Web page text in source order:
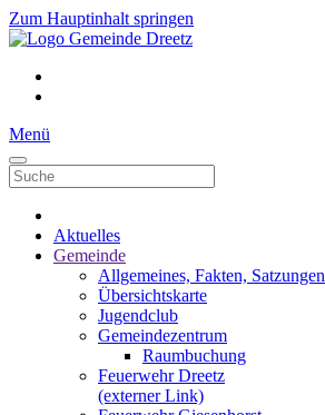
Zum Hauptinhalt springen
Menü
Aktuelles
Gemeinde
Allgemeines, Fakten, Satzungen
Übersichtskarte
Jugendclub
Gemeindezentrum
Raumbuchung
Feuerwehr Dreetz
(externer Link)